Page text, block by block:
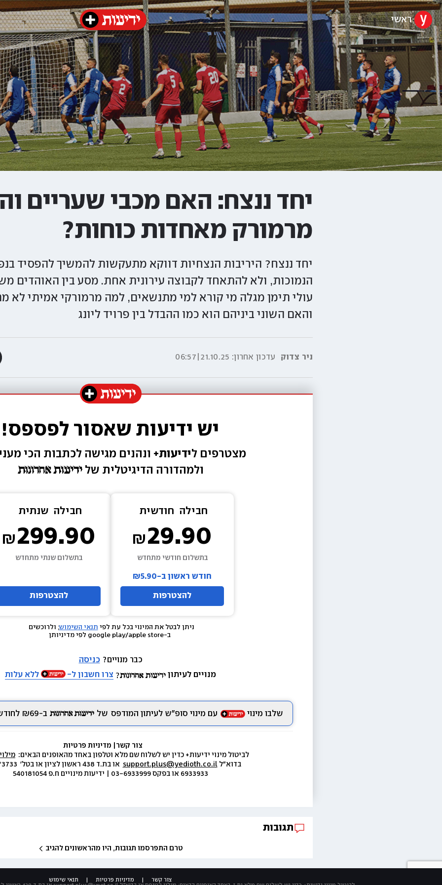
ראשי
יחד ננצח: האם מכבי שעריים
מרמורק מאחדות כוחות?
יחד ננצח? היריבות הנצחיות דווקא מתעקשות להמשיך להפסיד
הנמוכות, ולא להתאחד לקבוצה עירונית אחת. מסע בין האוהדים
עולי תימן מגלה מי קורא למי מתנשאים, למה מרמורקי אמיתי לא
והאם השוני ביניהם הוא כמו ההבדל בין פרויד ליונג
ניר צדוק עדכון אחרון: 21.10.25|06:57
יש ידיעות שאסור לפספס!
מצטרפים לידיעות+ ונהנים מגישה לכתבות הכי
ולמהדורה הדיגיטלית של
חבילה חודשית
29.90
בתשלום חודשי מתחדש
חודש ראשון ב-₪5.90
להצטרפות
חבילה שנתית
299.90
בתשלום שנתי מתחדש
להצטרפות
ניתן לבטל את המינוי בכל עת לפי תנאי השימוש; ולרוכשים
כבר מנויים? כניסה
מנויים לעיתון
צרו חשבון ל- ללא עלות
שלבו מינוי עם מינוי סופ״ש לעיתון המודפס של ב-₪69 לחודש.
צור קשר
לביטול מינוי ידיעות+ כדין יש לשלוח שם מלא וטלפון באחד מהאופנים הבאים:
בדוא״ל support.plus@yedioth.co.il
6933933 או בפקס 03-6933999 | ידיעות מינויים ח.פ 540181054
תגובות
טרם התפרסמו תגובות, היו מהראשונים להגיב
צור קשר מדיניות פרטיות
תנאי שימוש